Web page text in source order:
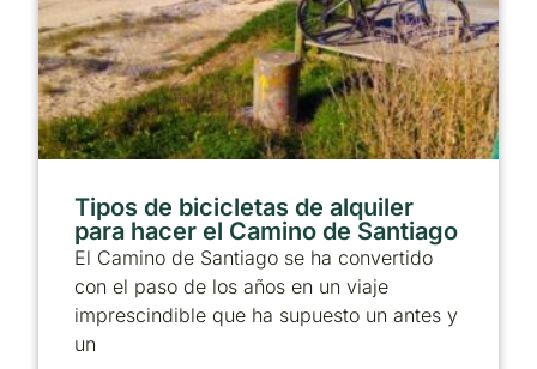
Tipos de bicicletas de alquiler
para hacer el Camino de Santiago
El Camino de Santiago se ha convertido
con el paso de los años en un viaje
imprescindible que ha supuesto un antes y
un